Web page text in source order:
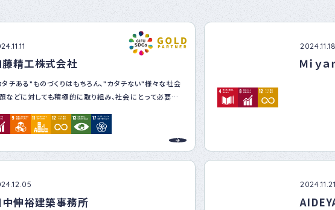
いて
藤精工株式会社
チある"ものづくりはもちろん、"カタチない"様々な社会
などに対しても積極的に取り組み、社会にとって必要と
員の健康・安全な職場環境づくりを基盤に、誰でも安心し
き続ける職場づくりの整備、環境面への配慮、周辺地域
生との交流などを行っています。
Ｍｉｙ
中伸裕建築事務所